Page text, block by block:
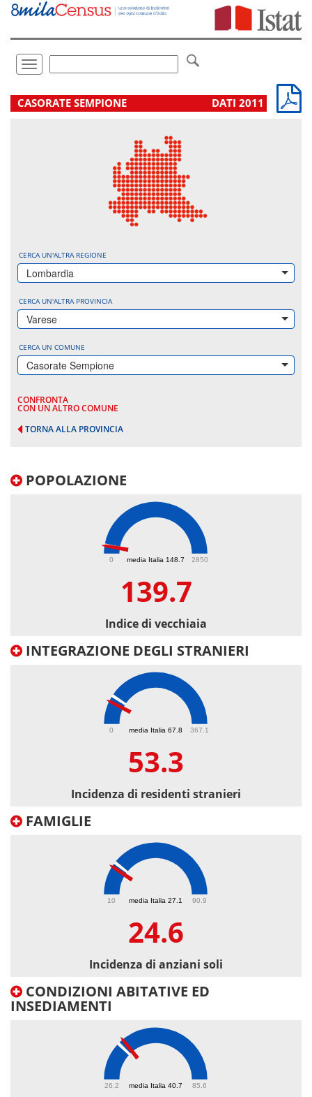
Vai
direttamente
Toggle
navigation
.
CASORATE SEMPIONE DATI 2011
CERCA UN'ALTRA REGIONE
Lombardia
CERCA UN'ALTRA PROVINCIA
Varese
CERCA UN COMUNE
Casorate Sempione
CONFRONTA
CON UN ALTRO COMUNE
TORNA ALLA PROVINCIA
POPOLAZIONE
media Italia 148.7
0 2850
139.7
Indice di vecchiaia
INTEGRAZIONE DEGLI STRANIERI
media Italia 67.8
0 367.1
53.3
Incidenza di residenti stranieri
FAMIGLIE
media Italia 27.1
10 90.9
24.6
Incidenza di anziani soli
CONDIZIONI ABITATIVE ED
INSEDIAMENTI
media Italia 40.7
26.2 85.6